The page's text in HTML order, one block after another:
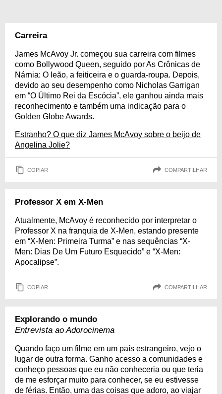
Carreira
James McAvoy Jr. começou sua carreira com filmes
como Bollywood Queen, seguido por As Crônicas de
Nárnia: O leão, a feiticeira e o guarda-roupa. Depois,
devido ao seu desempenho como Nicholas Garrigan
em “O Último Rei da Escócia”, ele ganhou ainda mais
reconhecimento e também uma indicação para o
Golden Globe Awards.
Estranho? O que diz James McAvoy sobre o beijo de
Angelina Jolie?
COPIAR COMPARTILHAR
Professor X em X-Men
Atualmente, McAvoy é reconhecido por interpretar o
Professor X na franquia de X-Men, estando presente
em “X-Men: Primeira Turma” e nas sequências “X-
Men: Dias De Um Futuro Esquecido” e “X-Men:
Apocalipse”.
COPIAR COMPARTILHAR
Explorando o mundo
Entrevista ao Adorocinema
Quando faço um filme em um país estrangeiro, vejo o
lugar de outra forma. Ganho acesso a comunidades e
conheço pessoas que eu não conheceria ou que teria
de me esforçar muito para conhecer, se eu estivesse
de férias. Então, uma das coisas que adoro, ao viajar